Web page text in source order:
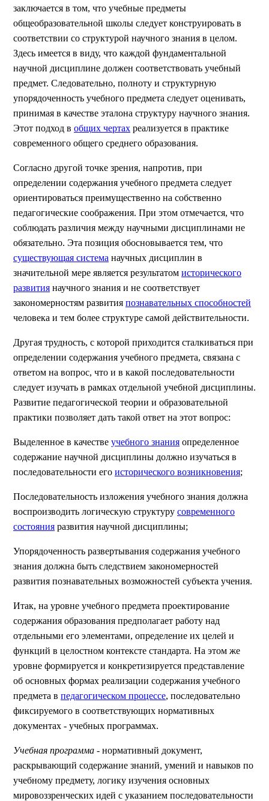
заключается в том, что учебные предметы
общеобразовательной школы следует конструировать в
соответствии со структурой научного знания в целом.
Здесь имеется в виду, что каждой фундаментальной
научной дисциплине должен соответствовать учебный
предмет. Следовательно, полноту и структурную
упорядоченность учебного предмета следует оценивать,
принимая в качестве эталона структуру научного знания.
Этот подход в общих чертах реализуется в практике
современного общего среднего образования.
Согласно другой точке зрения, напротив, при
определении содержания учебного предмета следует
ориентироваться преимущественно на собственно
педагогические соображения. При этом отмечается, что
соблюдать различия между научными дисциплинами не
обязательно. Эта позиция обосновывается тем, что
существующая система научных дисциплин в
значительной мере является результатом исторического
развития научного знания и не соответствует
закономерностям развития познавательных способностей
человека и тем более структуре самой действительности.
Другая трудность, с которой приходится сталкиваться при
определении содержания учебного предмета, связана с
ответом на вопрос, что и в какой последовательности
следует изучать в рамках отдельной учебной дисциплины.
Развитие педагогической теории и образовательной
практики позволяет дать такой ответ на этот вопрос:
Выделенное в качестве учебного знания определенное
содержание научной дисциплины должно изучаться в
последовательности его исторического возникновения;
Последовательность изложения учебного знания должна
воспроизводить логическую структуру современного
состояния развития научной дисциплины;
Упорядоченность развертывания содержания учебного
знания должна быть следствием закономерностей
развития познавательных возможностей субъекта учения.
Итак, на уровне учебного предмета проектирование
содержания образования предполагает работу над
отдельными его элементами, определение их целей и
функций в целостном контексте стандарта. На этом же
уровне формируется и конкретизируется представление
об основных формах реализации содержания учебного
предмета в педагогическом процессе, последовательно
фиксируемого в соответствующих нормативных
документах - учебных программах.
Учебная программа - нормативный документ,
раскрывающий содержание знаний, умений и навыков по
учебному предмету, логику изучения основных
мировоззренческих идей с указанием последовательности